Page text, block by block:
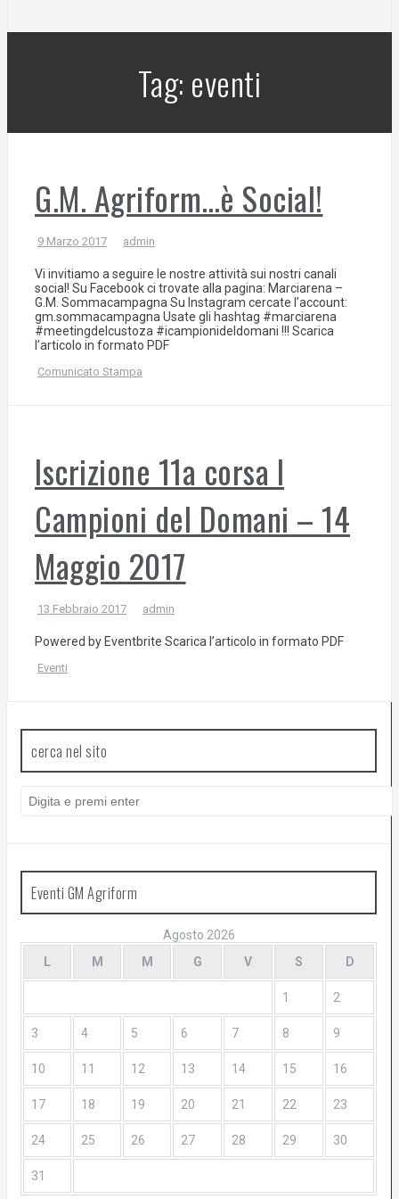
Tag: eventi
G.M. Agriform…è Social!
9 Marzo 2017 admin
Vi invitiamo a seguire le nostre attività sui nostri canali
social! Su Facebook ci trovate alla pagina: Marciarena –
G.M. Sommacampagna Su Instagram cercate l’account:
gm.sommacampagna Usate gli hashtag #marciarena
#meetingdelcustoza #icampionideldomani !!! Scarica
l’articolo in formato PDF
Comunicato Stampa
Iscrizione 11a corsa I
Campioni del Domani – 14
Maggio 2017
13 Febbraio 2017 admin
Powered by Eventbrite Scarica l’articolo in formato PDF
Eventi
cerca nel sito
Eventi GM Agriform
Agosto 2026
L
M M G V S D
1 2
3 4 5 6 7 8 9
10 11 12 13 14 15 16
17 18 19 20 21 22 23
24 25 26 27 28 29 30
31